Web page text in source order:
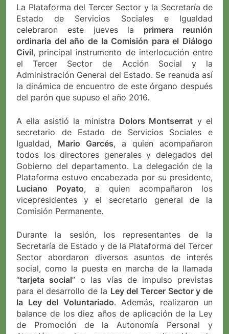
La Plataforma del Tercer Sector y la Secretaría de
Estado de Servicios Sociales e Igualdad
celebraron este jueves la primera reunión
ordinaria del año de la Comisión para el Diálogo
Civil, principal instrumento de interlocución entre
el Tercer Sector de Acción Social y la
Administración General del Estado. Se reanuda así
la dinámica de encuentro de este órgano después
del parón que supuso el año 2016.
A ella asistió la ministra Dolors Montserrat y el
secretario de Estado de Servicios Sociales e
Igualdad, Mario Garcés, a quien acompañaron
todos los directores generales y delegados del
Gobierno del departamento. La delegación de la
Plataforma estuvo encabezada por su presidente,
Luciano Poyato, a quien acompañaron los
vicepresidentes y el secretario general de la
Comisión Permanente.
Durante la sesión, los representantes de la
Secretaría de Estado y de la Plataforma del Tercer
Sector abordaron diversos asuntos de interés
social, como la puesta en marcha de la llamada
“tarjeta social” o las vías de impulso previstas
para el desarrollo de la Ley del Tercer Sector y de
la Ley del Voluntariado. Además, realizaron un
balance de los diez años de aplicación de la Ley
de Promoción de la Autonomía Personal y